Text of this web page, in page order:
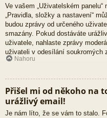
Ve vašem „Uživatelském
„Pravidla, složky a nastavení“
budou zprávy od určeného
smazány. Pokud dostáváte
uživatele, nahlaste zprávy
uživateli v odesílání soukromých
Nahoru
Přišel mi od někoho na
urážlivý email!
Je nám líto, že se vám to stalo.